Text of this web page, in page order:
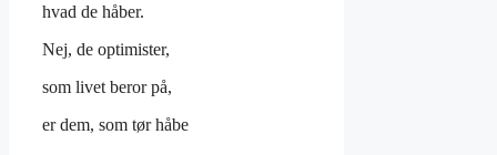
hvad de håber.
Nej, de optimister,
som livet beror på,
er dem, som tør håbe